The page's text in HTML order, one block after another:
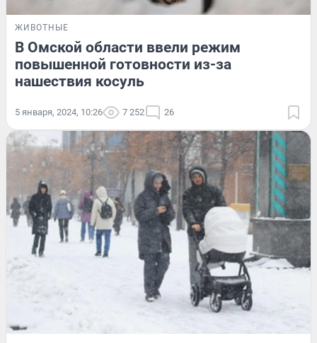
ЖИВОТНЫЕ
В Омской области ввели режим
повышенной готовности из-за
нашествия косуль
5 января, 2024, 10:26 7 252 26